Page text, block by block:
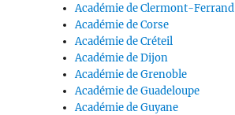
Académie de Clermont-Ferrand
Académie de Corse
Académie de Créteil
Académie de Dijon
Académie de Grenoble
Académie de Guadeloupe
Académie de Guyane